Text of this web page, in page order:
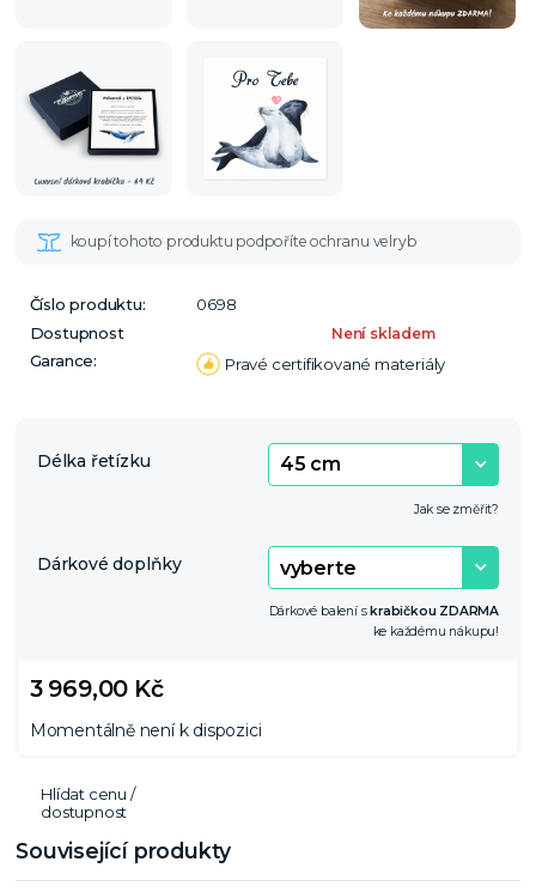
Číslo produktu:
0698
Dostupnost
Není skladem
Garance: Pravé certifikované materiály
Délka řetízku
Jak se změřit?
Dárkové doplňky
Dárkové balení skrabičkou ZDARMA
ke každému nákupu!
3 969,00 Kč
Momentálně není k dispozici
Hlídat cenu /
dostupnost
Související produkty